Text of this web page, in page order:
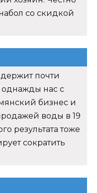
со скидкой
почти
однажды нас с
бизнес и
воды в 19
результата тоже
сократить